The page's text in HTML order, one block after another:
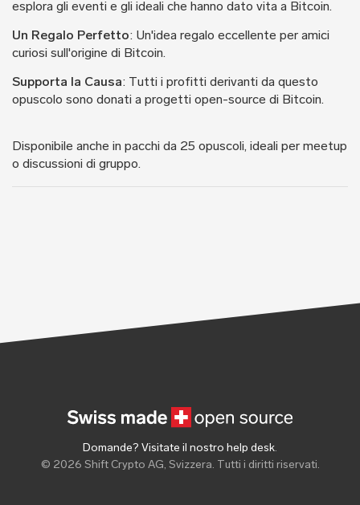
esplora gli eventi e gli ideali che hanno dato vita a Bitcoin.
Un Regalo Perfetto: Un'idea regalo eccellente per amici
curiosi sull'origine di Bitcoin.
Supporta la Causa: Tutti i profitti derivanti da questo
opuscolo sono donati a progetti open-source di Bitcoin.
Disponibile anche in pacchi da 25 opuscoli, ideali per meetup
o discussioni di gruppo.
Domande? Visitate il nostro help desk.
© 2026 Shift Crypto AG, Svizzera. Tutti i diritti riservati.